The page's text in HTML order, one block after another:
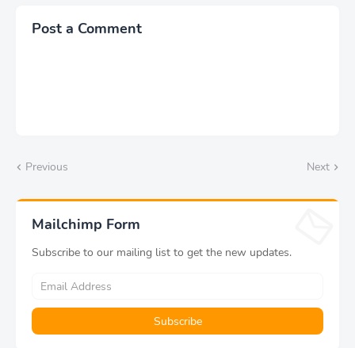
Post a Comment
Previous Next
Mailchimp Form
Subscribe to our mailing list to get the new updates.